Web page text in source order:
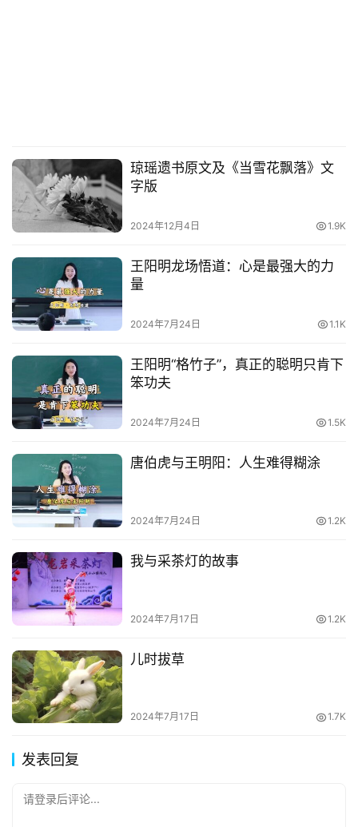
琼瑶遗书原文及《当雪花飘落》文
字版
2024年12月4日 1.9K
王阳明龙场悟道：心是最强大的力
量
2024年7月24日 1.1K
王阳明“格竹子”，真正的聪明只肯下
笨功夫
2024年7月24日 1.5K
唐伯虎与王明阳：人生难得糊涂
2024年7月24日 1.2K
我与采茶灯的故事
2024年7月17日 1.2K
儿时拔草
2024年7月17日 1.7K
发表回复
请登录后评论...